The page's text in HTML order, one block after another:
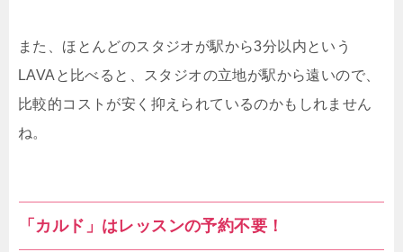
また、ほとんどのスタジオが駅から3分以内という
LAVAと比べると、スタジオの立地が駅から遠いので、
比較的コストが安く抑えられているのかもしれません
ね。
「カルド」はレッスンの予約不要！